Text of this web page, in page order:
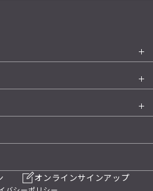
オンラインサインアップ